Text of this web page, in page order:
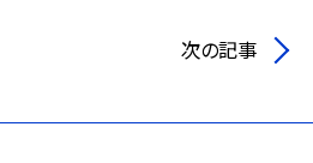
次の記事